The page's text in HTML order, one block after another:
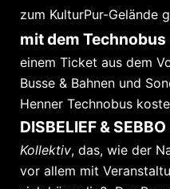
zum KulturPur-Gelände
mit dem Technobus
einem Ticket aus dem
Busse & Bahnen und
Henner Technobus
DISBELIEF & SEBBO
Kollektiv, das, wie der
vor allem mit